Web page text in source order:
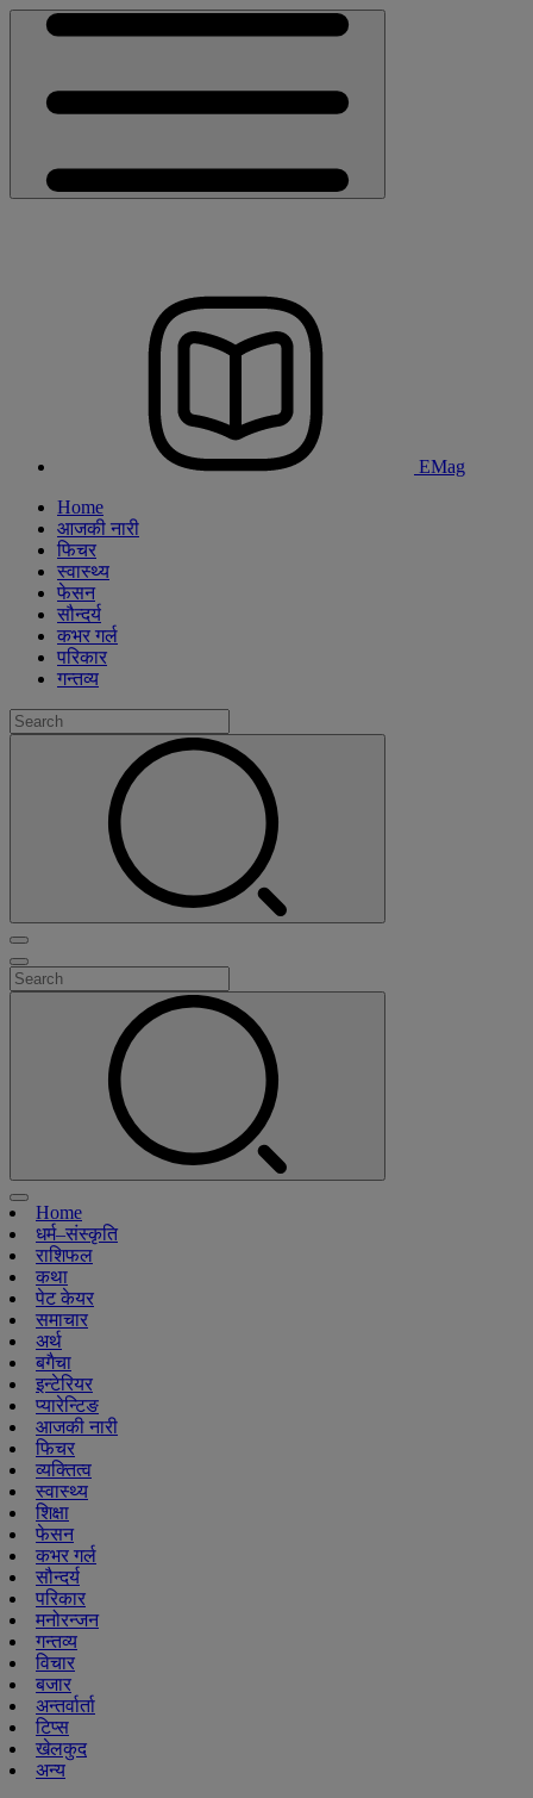
EMag
Home
आजकी नारी
फिचर
स्वास्थ्य
फेसन
सौन्दर्य
कभर गर्ल
परिकार
गन्तव्य
Home
धर्म–संस्कृति
राशिफल
कथा
पेट केयर
समाचार
अर्थ
बगैचा
इन्टेरियर
प्यारेन्टिङ
आजकी नारी
फिचर
व्यक्तित्व
स्वास्थ्य
शिक्षा
फेसन
कभर गर्ल
सौन्दर्य
परिकार
मनोरन्जन
गन्तव्य
विचार
बजार
अन्तर्वार्ता
टिप्स
खेलकुद
अन्य